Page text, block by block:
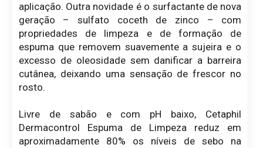
aplicação. Outra novidade é o surfactante de nova
geração – sulfato coceth de zinco – com
propriedades de limpeza e de formação de
espuma que removem suavemente a sujeira e o
excesso de oleosidade sem danificar a barreira
cutânea, deixando uma sensação de frescor no
rosto.
Livre de sabão e com pH baixo, Cetaphil
Dermacontrol Espuma de Limpeza reduz em
aproximadamente 80% os níveis de sebo na